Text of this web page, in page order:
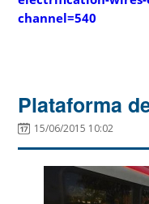
channel=540
Plataforma
15/06/2015 10:02